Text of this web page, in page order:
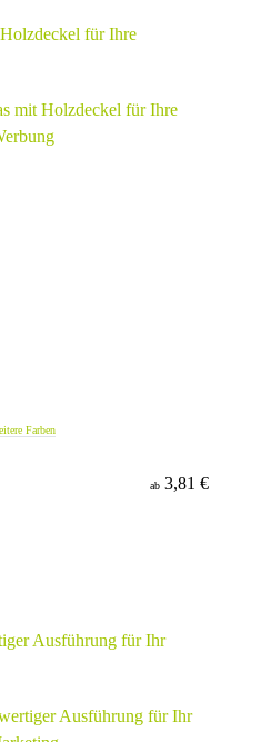
für Ihre
Farben
ab 3,81 €
Ausführung für Ihr